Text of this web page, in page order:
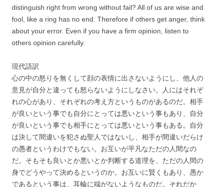
distinguish right from wrong without fail? All of us are wise and
fool, like a ring has no end. Therefore if others get anger, think
about your error. Even if you have a firm opinion, listen to
others opinion carefully.
現代語訳
心の中の怒りを無くして顔の表情に出さないようにし、他人の
意見が自分と違っても怒らないようにしなさい。人にはそれぞ
れの心があり、それぞれの考え方というものがあるのだ。相手
が良いという事でも自分にとっては悪いという事もあり、自分
が良いという事でも相手にとっては悪いという事もある。自分
は決して間違いを犯さぬ聖人ではないし、相手が間違いだらけ
の愚者というわけでもない。お互いが平凡なただの人間なの
だ。そもそも良いとか悪いとか判断する道理を、ただの人間の
身でどうやって決めるというのか。お互いに賢くもあり、愚か
であるという事は、耳輪に端がないようなものだ。それだか